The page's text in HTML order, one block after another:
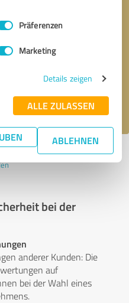
Präferenzen
Marketing
Details zeigen
ALLE ZULASSEN
ABLEHNEN
zu.
18.11.2025|Profil
bei der
anderer Kunden: Die
auf
bei der Wahl eines